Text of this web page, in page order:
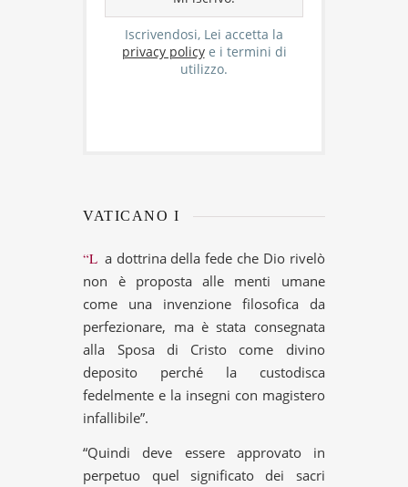
Iscrivendosi, Lei accetta la
privacy policye i termini di
utilizzo.
VATICANO I
“La dottrina della fede che Dio rivelò
non è proposta alle menti umane
come una invenzione filosofica da
perfezionare, ma è stata consegnata
alla Sposa di Cristo come divino
deposito perché la custodisca
fedelmente e la insegni con magistero
infallibile”.
“Quindi deve essere approvato in
perpetuo quel significato dei sacri